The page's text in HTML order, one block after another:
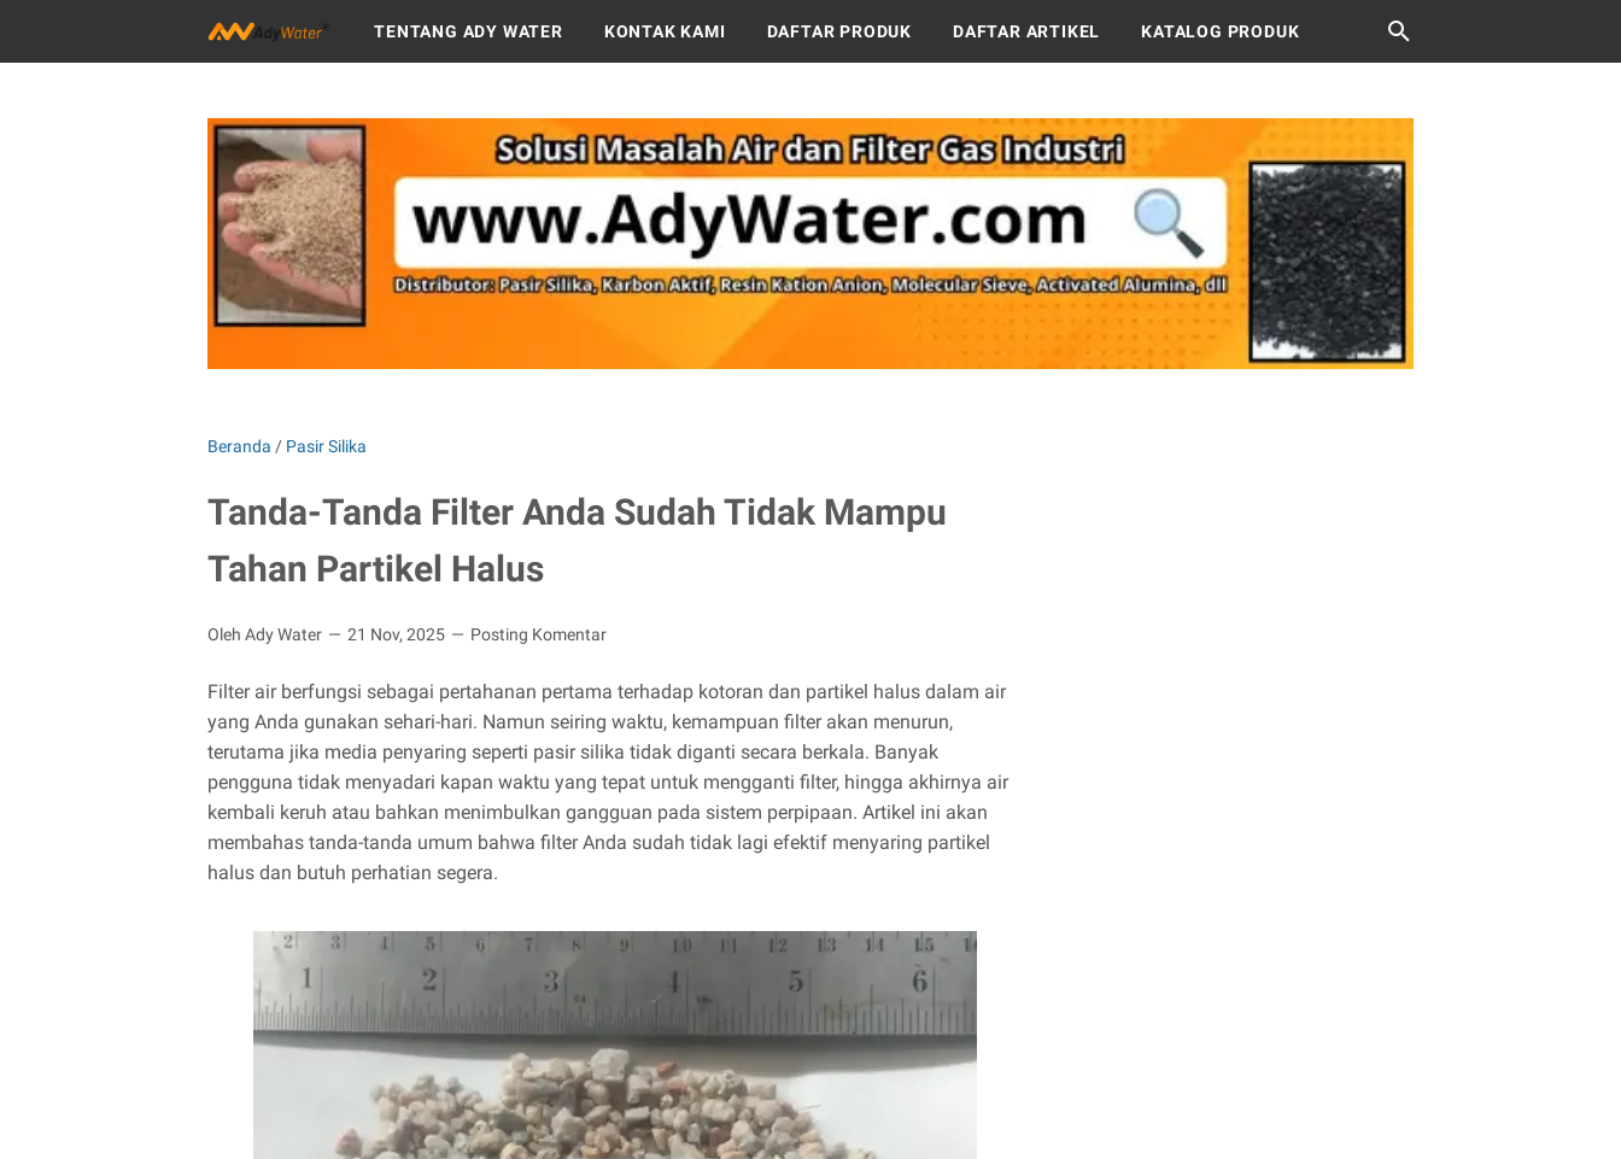
TENTANG ADY WATER KONTAK KAMI DAFTAR PRODUK DAFTAR ARTIKEL KATALOG PRODUK
Beranda / Pasir Silika
Tanda-Tanda Filter Anda Sudah Tidak Mampu
Tahan Partikel Halus
Oleh Ady Water 21 Nov, 2025 Posting Komentar
Filter air berfungsi sebagai pertahanan pertama terhadap kotoran dan partikel halus dalam air
yang Anda gunakan sehari-hari. Namun seiring waktu, kemampuan filter akan menurun,
terutama jika media penyaring seperti pasir silika tidak diganti secara berkala. Banyak
pengguna tidak menyadari kapan waktu yang tepat untuk mengganti filter, hingga akhirnya air
kembali keruh atau bahkan menimbulkan gangguan pada sistem perpipaan. Artikel ini akan
membahas tanda-tanda umum bahwa filter Anda sudah tidak lagi efektif menyaring partikel
halus dan butuh perhatian segera.